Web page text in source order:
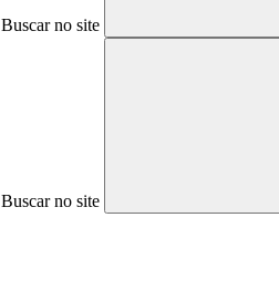
Buscar no site
Buscar no site